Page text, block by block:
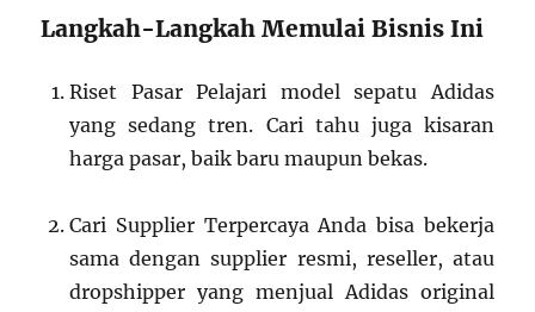
Langkah-Langkah Memulai Bisnis Ini
Riset Pasar Pelajari model sepatu Adidas
yang sedang tren. Cari tahu juga kisaran
harga pasar, baik baru maupun bekas.
Cari Supplier Terpercaya Anda bisa bekerja
sama dengan supplier resmi, reseller, atau
dropshipper yang menjual Adidas original